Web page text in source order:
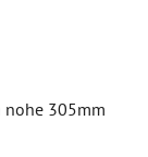
nohe 305mm